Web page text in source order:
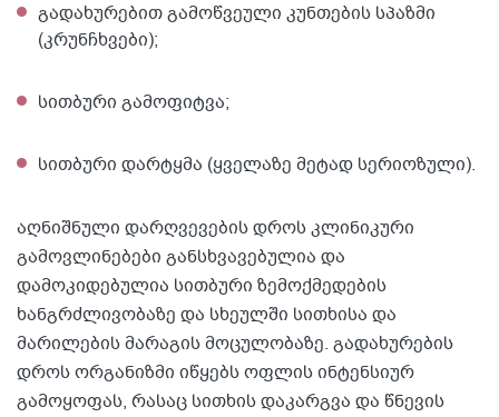
გადახურებით გამოწვეული კუნთების სპაზმი
(კრუნჩხვები);
სითბური გამოფიტვა;
სითბური დარტყმა (ყველაზე მეტად სერიოზული).
აღნიშნული დარღვევების დროს კლინიკური
გამოვლინებები განსხვავებულია და
დამოკიდებულია სითბური ზემოქმედების
ხანგრძლივობაზე და სხეულში სითხისა და
მარილების მარაგის მოცულობაზე. გადახურების
დროს ორგანიზმი იწყებს ოფლის ინტენსიურ
გამოყოფას, რასაც სითხის დაკარგვა და წნევის